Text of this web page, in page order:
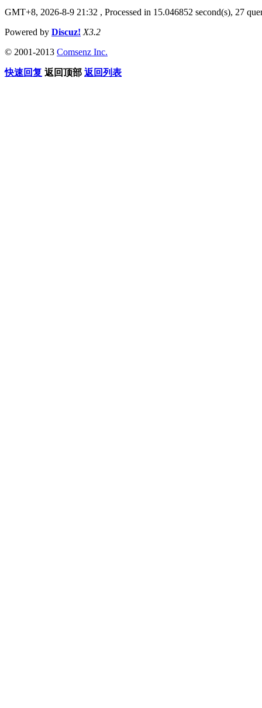
GMT+8, 2026-8-9 21:32 , Processed in 15.046852 second(s), 27
Powered by Discuz! X3.2
© 2001-2013 Comsenz Inc.
快速回复 返回顶部 返回列表